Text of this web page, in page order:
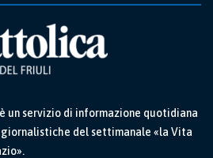
un servizio di informazione quotidiana
del settimanale «la Vita